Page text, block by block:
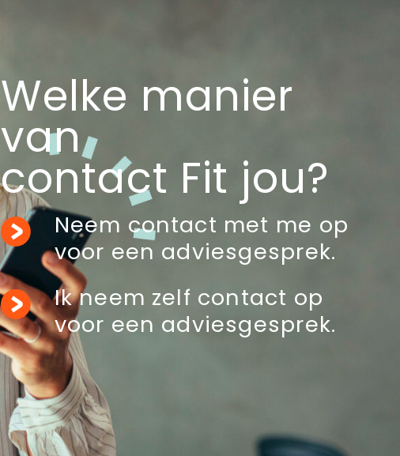
Welke manier
van
contact Fit jou?
Neem contact met me op
voor een adviesgesprek.
Ik neem zelf contact op
voor een adviesgesprek.